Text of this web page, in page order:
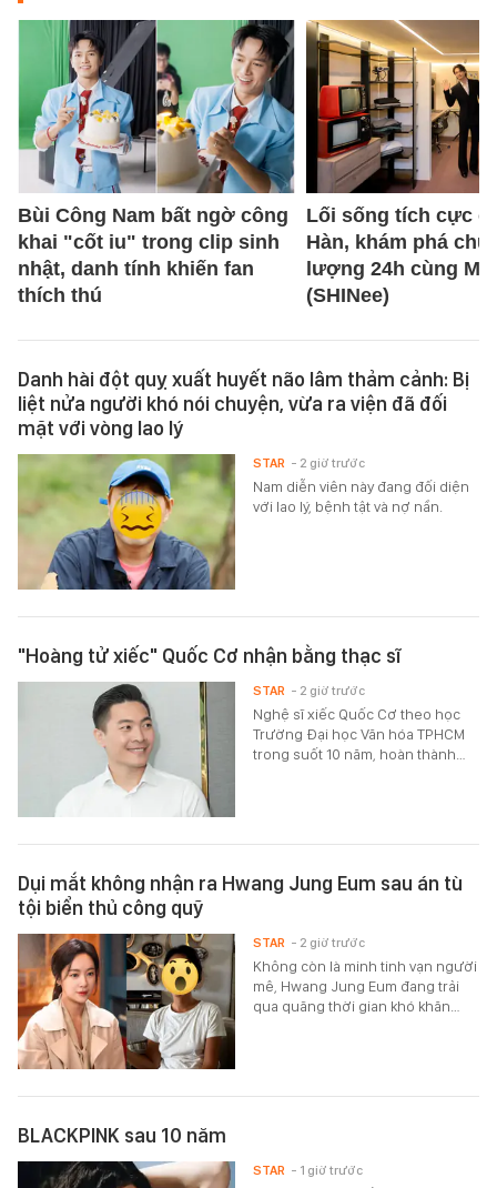
Bùi Công Nam bất ngờ công
khai "cốt iu" trong clip sinh
nhật, danh tính khiến fan
thích thú
Lối sống tích cực
Hàn, khám phá chu
lượng 24h cùng
(SHINee)
Danh hài đột quỵ xuất huyết não lâm thảm cảnh: Bị
liệt nửa người khó nói chuyện, vừa ra viện đã đối
mặt với vòng lao lý
Nam diễn viên này đang đối diện
với lao lý, bệnh tật và nợ nần.
STAR - 2 giờ trước
"Hoàng tử xiếc" Quốc Cơ nhận bằng thạc sĩ
Nghệ sĩ xiếc Quốc Cơ theo học
Trường Đại học Văn hóa TPHCM
trong suốt 10 năm, hoàn thành…
STAR - 2 giờ trước
Dụi mắt không nhận ra Hwang Jung Eum sau án tù
tội biển thủ công quỹ
Không còn là minh tinh vạn người
mê, Hwang Jung Eum đang trải
qua quãng thời gian khó khăn…
STAR - 2 giờ trước
BLACKPINK sau 10 năm
STAR - 1 giờ trước